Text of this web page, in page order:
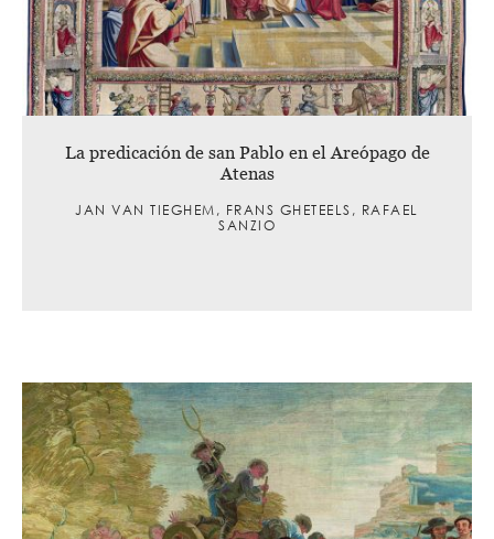
La predicación de san Pablo en el Areópago de
Atenas
JAN VAN TIEGHEM, FRANS GHETEELS, RAFAEL
SANZIO